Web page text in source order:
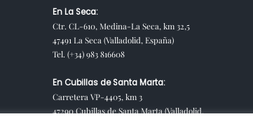
En La Seca:
Ctr. CL-610, Medina-La Seca, km 32,5
47491 La Seca (Valladolid, España)
Tel. (+34) 983 816608
En Cubillas de Santa Marta:
Carretera VP-4405, km 3
47290 Cubillas de Santa Marta (Valladolid,